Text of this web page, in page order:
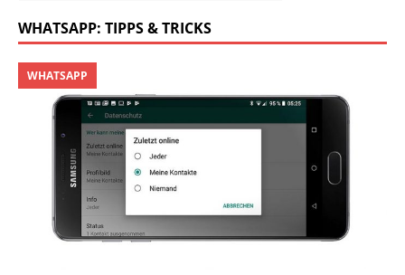
WHATSAPP: TIPPS & TRICKS
WHATSAPP